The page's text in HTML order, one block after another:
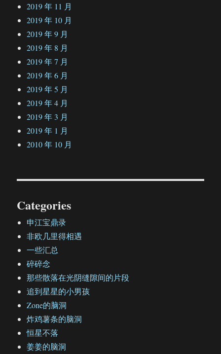
2019 年 11 月
2019 年 10 月
2019 年 9 月
2019 年 8 月
2019 年 7 月
2019 年 6 月
2019 年 5 月
2019 年 4 月
2019 年 3 月
2019 年 1 月
2010 年 10 月
Categories
申江宝鼎录
非欧几里得相遇
一些汇总
碎碎念
那些散落在光阴缝隙间的片段
追到星星的小男孩
Zone的脑洞
炸鸡薯条的脑洞
恒星不落
姜姜的脑洞